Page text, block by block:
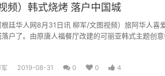
视频）韩式烧烤 落户中国城
网8月31日讯 柳军/文图视频）旅阿华人喜爱的韩式烧烤，在安全秀丽的布市中
落户了。由原唐人福餐厅改建的可丽亚韩式主题创
2019-08-31 0 0 4